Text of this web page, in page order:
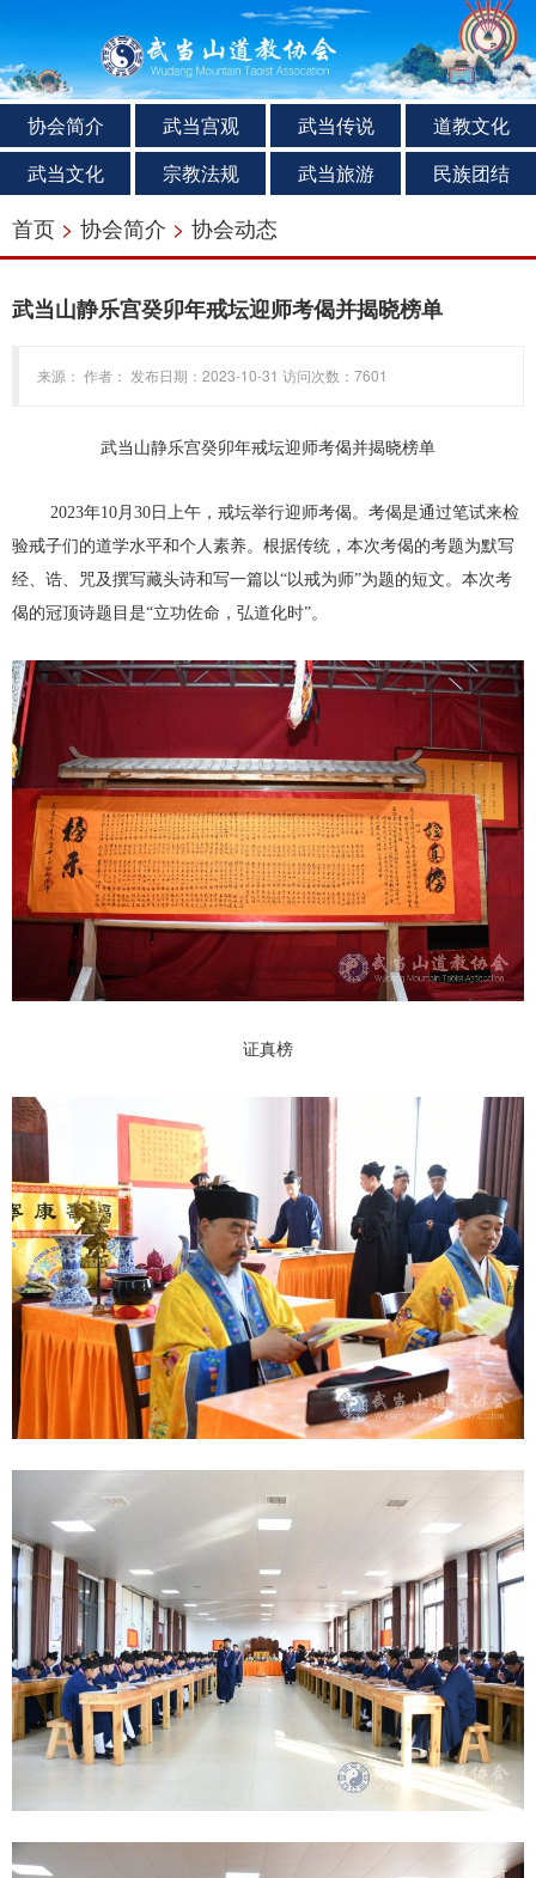
协会简介 武当宫观 武当传说
道教文化
武当文化
宗教法规 武当旅游 民族团结
首页 > 协会简介 > 协会动态
武当山静乐宫癸卯年戒坛迎师考偈并揭晓榜单
来源： 作者： 发布日期：2023-10-31 访问次数：7601
武当山静乐宫癸卯年戒坛迎师考偈并揭晓榜单
2023年10月30日上午，戒坛举行迎师考偈。考偈是通过笔试来检
验戒子们的道学水平和个人素养。根据传统，本次考偈的考题为默写
经、诰、咒及撰写藏头诗和写一篇以“以戒为师”为题的短文。本次考
偈的冠顶诗题目是“立功佐命，弘道化时”。
证真榜